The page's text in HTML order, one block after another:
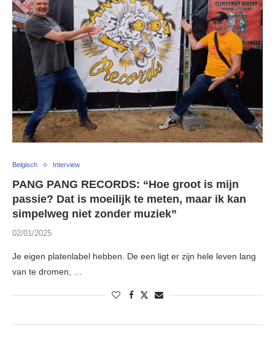
Belgisch Interview
PANG PANG RECORDS: “Hoe groot is mijn
passie? Dat is moeilijk te meten, maar ik kan
simpelweg niet zonder muziek”
02/01/2025
Je eigen platenlabel hebben. De een ligt er zijn hele leven lang
van te dromen, …